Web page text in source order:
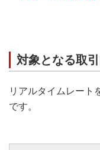
対象となる取
リアルタイムレート
です。